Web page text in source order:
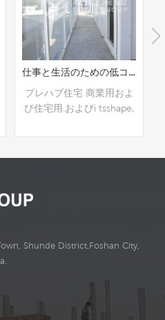
仕事と生活のための低コストの20フィートフラットパックプレハブ住宅
プレハブ住宅 商業用およ
び住宅用.およびi tsshape,
ーズに応じてカスタマイ
Shunde District,Foshan City,